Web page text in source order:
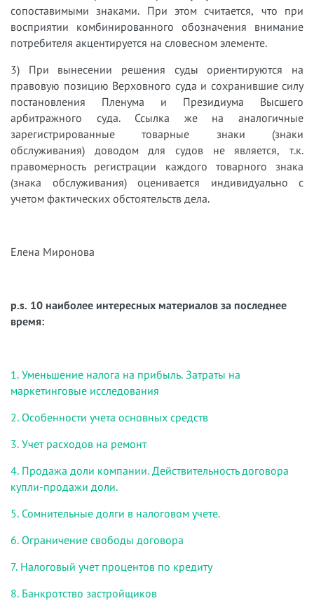
сопоставимыми знаками. При этом считается, что при
восприятии комбинированного обозначения внимание
потребителя акцентируется на словесном элементе.
3) При вынесении решения суды ориентируются на
правовую позицию Верховного суда и сохранившие силу
постановления Пленума и Президиума Высшего
арбитражного суда. Ссылка же на аналогичные
зарегистрированные товарные знаки (знаки
обслуживания) доводом для судов не является, т.к.
правомерность регистрации каждого товарного знака
(знака обслуживания) оценивается индивидуально с
учетом фактических обстоятельств дела.
Елена Миронова
p.s. 10 наиболее интересных материалов за последнее
время:
1. Уменьшение налога на прибыль. Затраты на
маркетинговые исследования
2. Особенности учета основных средств
3. Учет расходов на ремонт
4. Продажа доли компании. Действительность договора
купли-продажи доли.
5. Сомнительные долги в налоговом учете.
6. Ограничение свободы договора
7. Налоговый учет процентов по кредиту
8. Банкротство застройщиков